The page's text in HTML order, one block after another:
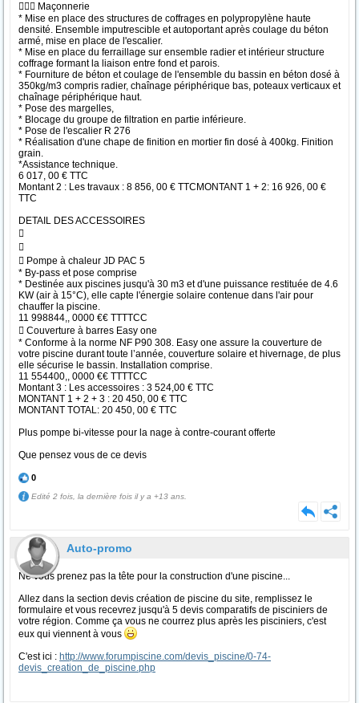
 Maçonnerie
* Mise en place des structures de coffrages en polypropylène haute
densité. Ensemble imputrescible et autoportant après coulage du béton
armé, mise en place de l'escalier.
* Mise en place du ferraillage sur ensemble radier et intérieur structure
coffrage formant la liaison entre fond et parois.
* Fourniture de béton et coulage de l'ensemble du bassin en béton dosé à
350kg/m3 compris radier, chaînage périphérique bas, poteaux verticaux et
chaînage périphérique haut.
* Pose des margelles,
* Blocage du groupe de filtration en partie inférieure.
* Pose de l'escalier R 276
* Réalisation d'une chape de finition en mortier fin dosé à 400kg. Finition
grain.
*Assistance technique.
6 017, 00 € TTC
Montant 2 : Les travaux : 8 856, 00 € TTCMONTANT 1 + 2: 16 926, 00 €
TTC
DETAIL DES ACCESSOIRES


 Pompe à chaleur JD PAC 5
* By-pass et pose comprise
* Destinée aux piscines jusqu'à 30 m3 et d'une puissance restituée de 4.6
KW (air à 15°C), elle capte l'énergie solaire contenue dans l'air pour
chauffer la piscine.
11 998844,, 0000 €€ TTTTCC
 Couverture à barres Easy one
* Conforme à la norme NF P90 308. Easy one assure la couverture de
votre piscine durant toute l’année, couverture solaire et hivernage, de plus
elle sécurise le bassin. Installation comprise.
11 554400,, 0000 €€ TTTTCC
Montant 3 : Les accessoires : 3 524,00 € TTC
MONTANT 1 + 2 + 3 : 20 450, 00 € TTC
MONTANT TOTAL: 20 450, 00 € TTC
Plus pompe bi-vitesse pour la nage à contre-courant offerte
Que pensez vous de ce devis
0
Edité 2 fois, la dernière fois il y a +13 ans.
Auto-promo
Ne vous prenez pas la tête pour la construction d'une piscine...
Allez dans la section devis création de piscine du site, remplissez le
formulaire et vous recevrez jusqu'à 5 devis comparatifs de pisciniers de
votre région. Comme ça vous ne courrez plus après les pisciniers, c'est
eux qui viennent à vous
C'est ici : http://www.forumpiscine.com/devis_piscine/0-74-
devis_creation_de_piscine.php